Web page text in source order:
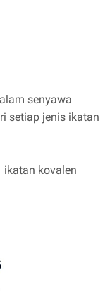
senyawa
setiap jenis ikatan
ikatan kovalen